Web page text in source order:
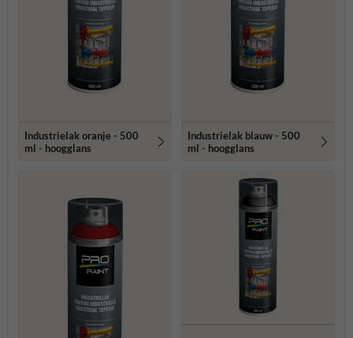
Industrielak oranje - 500
ml - hoogglans
Industrielak blauw - 500
ml - hoogglans